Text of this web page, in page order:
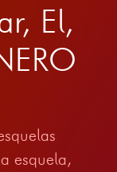
El,
esquela,